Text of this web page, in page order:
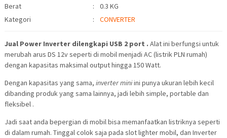
Detail Produk
Berat :
0.3 KG
Kategori
: CONVERTER
Jual Power Inverter dilengkapi USB 2 port . Alat ini berfungsi untuk
merubah arus DS 12v seperti di mobil menjadi AC (listrik PLN rumah)
dengan kapasitas maksimal output hingga 150 Watt.
Dengan kapasitas yang sama, inverter miniini punya ukuran lebih kecil
dibanding produk yang sama lainnya, jadi lebih simple, portable dan
fleksibel .
Jadi saat anda bepergian di mobil bisa memanfaatkan listriknya seperti
di dalam rumah. Tinggal colok saja pada slot lighter mobil, dan Inverter